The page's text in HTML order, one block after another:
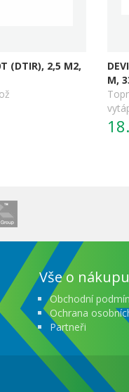
(DTIR), 2,5 M2,
M,
Vše o nákupu
Obchodní
Ochrana
Partneři